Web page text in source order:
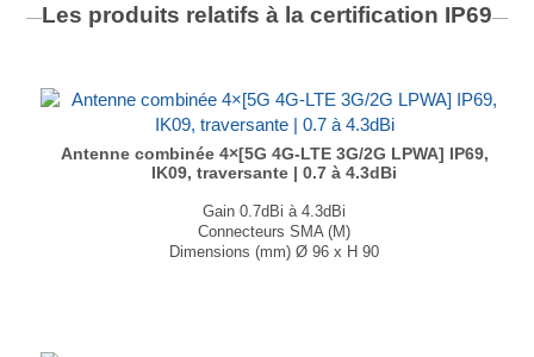
Les produits relatifs à la certification IP69
Antenne combinée 4×[5G 4G-LTE 3G/2G LPWA] IP69,
IK09, traversante | 0.7 à 4.3dBi
Gain 0.7dBi à 4.3dBi
Connecteurs SMA (M)
Dimensions (mm) Ø 96 x H 90